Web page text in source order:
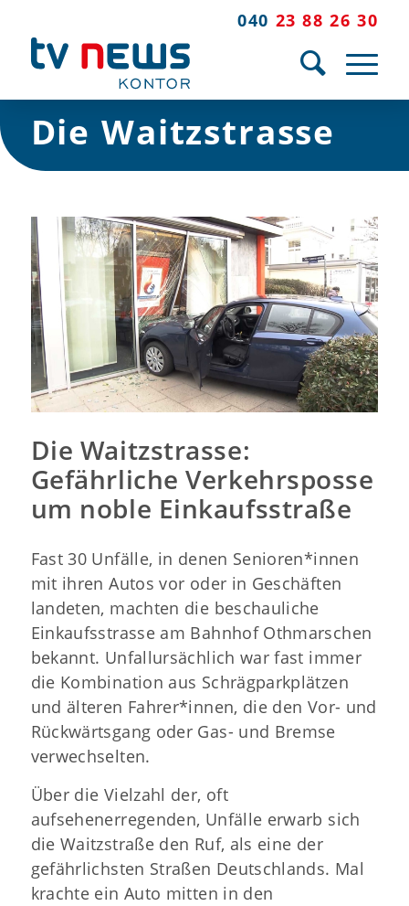
040 23 88 26 30
Die Waitzstrasse
Die Waitzstrasse:
Gefährliche Verkehrsposse
um noble Einkaufsstraße
Fast 30 Unfälle, in denen Senioren*innen
mit ihren Autos vor oder in Geschäften
landeten, machten die beschauliche
Einkaufsstrasse am Bahnhof Othmarschen
bekannt. Unfallursächlich war fast immer
die Kombination aus Schrägparkplätzen
und älteren Fahrer*innen, die den Vor- und
Rückwärtsgang oder Gas- und Bremse
verwechselten.
Über die Vielzahl der, oft
aufsehenerregenden, Unfälle erwarb sich
die Waitzstraße den Ruf, als eine der
gefährlichsten Straßen Deutschlands. Mal
krachte ein Auto mitten in den